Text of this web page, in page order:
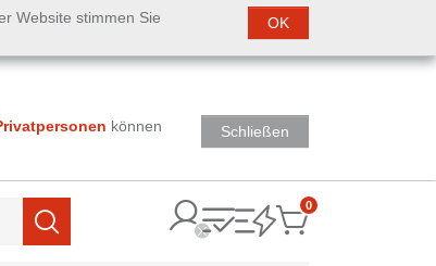
Website stimmen Sie
OK
können
Schließen
Suchen
0Items